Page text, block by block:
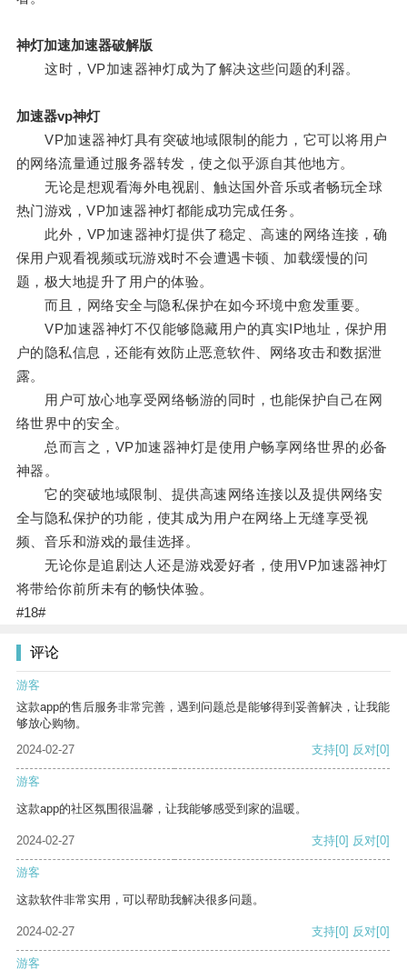
神灯加速加速器破解版
这时，VP加速器神灯成为了解决这些问题的利器。
加速器vp神灯
VP加速器神灯具有突破地域限制的能力，它可以将用户
的网络流量通过服务器转发，使之似乎源自其他地方。
无论是想观看海外电视剧、触达国外音乐或者畅玩全球
热门游戏，VP加速器神灯都能成功完成任务。
此外，VP加速器神灯提供了稳定、高速的网络连接，确
保用户观看视频或玩游戏时不会遭遇卡顿、加载缓慢的问
题，极大地提升了用户的体验。
而且，网络安全与隐私保护在如今环境中愈发重要。
VP加速器神灯不仅能够隐藏用户的真实IP地址，保护用
户的隐私信息，还能有效防止恶意软件、网络攻击和数据泄
露。
用户可放心地享受网络畅游的同时，也能保护自己在网
络世界中的安全。
总而言之，VP加速器神灯是使用户畅享网络世界的必备
神器。
它的突破地域限制、提供高速网络连接以及提供网络安
全与隐私保护的功能，使其成为用户在网络上无缝享受视
频、音乐和游戏的最佳选择。
无论你是追剧达人还是游戏爱好者，使用VP加速器神灯
将带给你前所未有的畅快体验。
#18#
评论
游客
这款app的售后服务非常完善，遇到问题总是能够得到妥善解决，让我能
够放心购物。
2024-02-27
支持[0] 反对[0]
游客
这款app的社区氛围很温馨，让我能够感受到家的温暖。
2024-02-27 支持[0] 反对[0]
游客
这款软件非常实用，可以帮助我解决很多问题。
2024-02-27 支持[0] 反对[0]
游客